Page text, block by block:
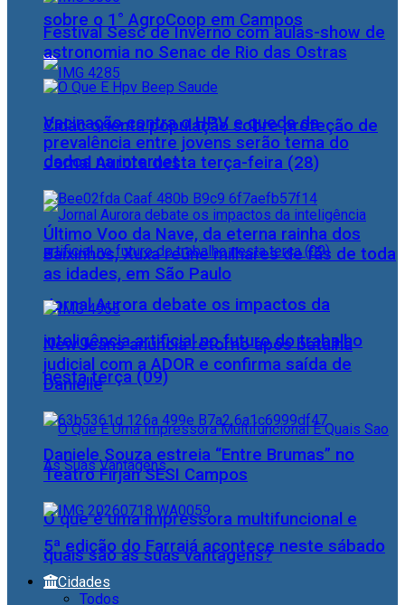
sobre o 1° AgroCoop em Campos
Cidac orienta população sobre proteção de
dados na internet
Jornal Aurora debate os impactos da
inteligência artificial no futuro do trabalho
nesta terça (09)
O que é uma impressora multifuncional e
quais são as suas vantagens?
Festival Sesc de Inverno com aulas-show de
astronomia no Senac de Rio das Ostras
Vacinação contra o HPV e queda da
prevalência entre jovens serão tema do
Jornal Aurora desta terça-feira (28)
Último Voo da Nave, da eterna rainha dos
Baixinhos, Xuxa reúne milhares de fãs de toda
as idades, em São Paulo
NewJeans anuncia retorno após batalha
judicial com a ADOR e confirma saída de
Danielle
Daniele Souza estreia “Entre Brumas” no
Teatro Firjan SESI Campos
5ª edição do Farraiá acontece neste sábado
Cidades
Todos